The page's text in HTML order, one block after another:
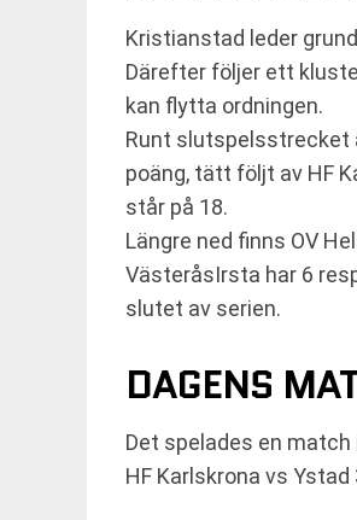
Kristianstad leder
Därefter följer ett
kan flytta ordningen.
Runt slutspelsstrecket
poäng, tätt följt av HF
står på 18.
Längre ned finns OV
VästeråsIrsta har 6
slutet av serien.
DAGENS
Det spelades en match
HF Karlskrona vs Ystad